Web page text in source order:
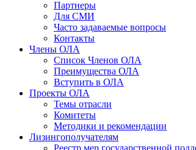
Партнеры
Для СМИ
Часто задаваемые вопросы
Контакты
Члены ОЛА
Список Членов ОЛА
Преимущества ОЛА
Вступить в ОЛА
Проекты ОЛА
Темы отрасли
Комитеты
Методики и рекомендации
Лизингополучателям
Реестр мер государственной